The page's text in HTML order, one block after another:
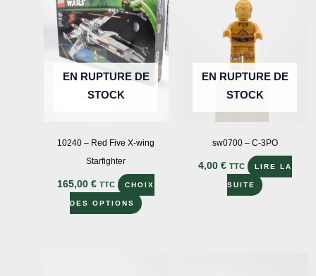
produit
EN RUPTURE DE
STOCK
10240 – Red Five X-wing
Starfighter
165,00€ TTC CHOIX
DES OPTIONS
Ce
EN RUPTURE DE
STOCK
sw0700 – C-3PO
4,00 € TTC LIRE LA
SUITE